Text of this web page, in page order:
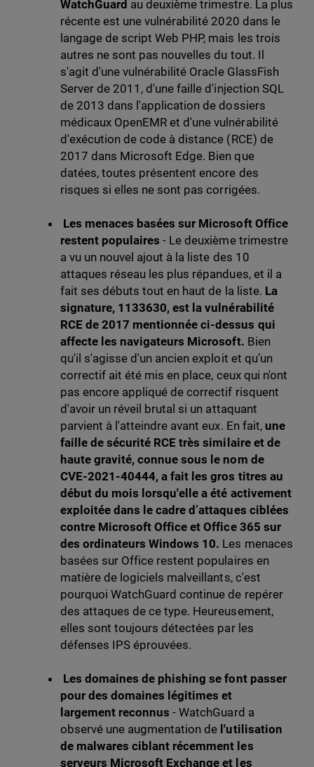
WatchGuard au deuxième trimestre. La plus
récente est une vulnérabilité 2020 dans le
langage de script Web PHP, mais les trois
autres ne sont pas nouvelles du tout. Il
s'agit d'une vulnérabilité Oracle GlassFish
Server de 2011, d'une faille d'injection SQL
de 2013 dans l'application de dossiers
médicaux OpenEMR et d'une vulnérabilité
d'exécution de code à distance (RCE) de
2017 dans Microsoft Edge. Bien que
datées, toutes présentent encore des
risques si elles ne sont pas corrigées.
Les menaces basées sur Microsoft Office
restent populaires - Le deuxième trimestre
a vu un nouvel ajout à la liste des 10
attaques réseau les plus répandues, et il a
fait ses débuts tout en haut de la liste. La
signature, 1133630, est la vulnérabilité
RCE de 2017 mentionnée ci-dessus qui
affecte les navigateurs Microsoft. Bien
qu'il s'agisse d'un ancien exploit et qu’un
correctif ait été mis en place, ceux qui n'ont
pas encore appliqué de correctif risquent
d'avoir un réveil brutal si un attaquant
parvient à l'atteindre avant eux. En fait, une
faille de sécurité RCE très similaire et de
haute gravité, connue sous le nom de
CVE-2021-40444, a fait les gros titres au
début du mois lorsqu'elle a été activement
exploitée dans le cadre d’attaques ciblées
contre Microsoft Office et Office 365 sur
des ordinateurs Windows 10. Les menaces
basées sur Office restent populaires en
matière de logiciels malveillants, c'est
pourquoi WatchGuard continue de repérer
des attaques de ce type. Heureusement,
elles sont toujours détectées par les
défenses IPS éprouvées.
Les domaines de phishing se font passer
pour des domaines légitimes et
largement reconnus- WatchGuard a
observé une augmentation de l'utilisation
de malwares ciblant récemment les
serveurs Microsoft Exchange et les